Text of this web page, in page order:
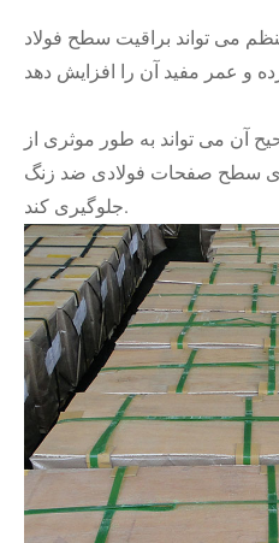
می تواند براقیت سطح فولاد
آن می تواند به طور موثری از
سطح صفحات فولادی ضد زنگ
جلوگیری کند.